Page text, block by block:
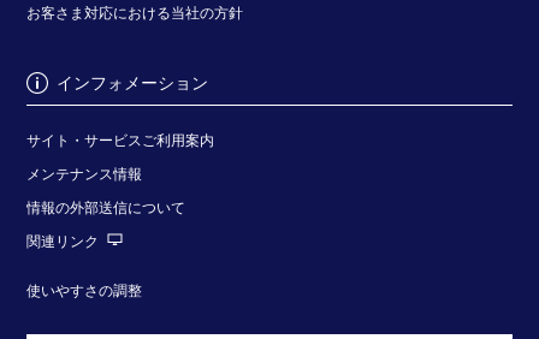
お客さま対応における当社の方針
インフォメーション
サイト・サービスご利用案内
メンテナンス情報
情報の外部送信について
関連リンク
使いやすさの調整